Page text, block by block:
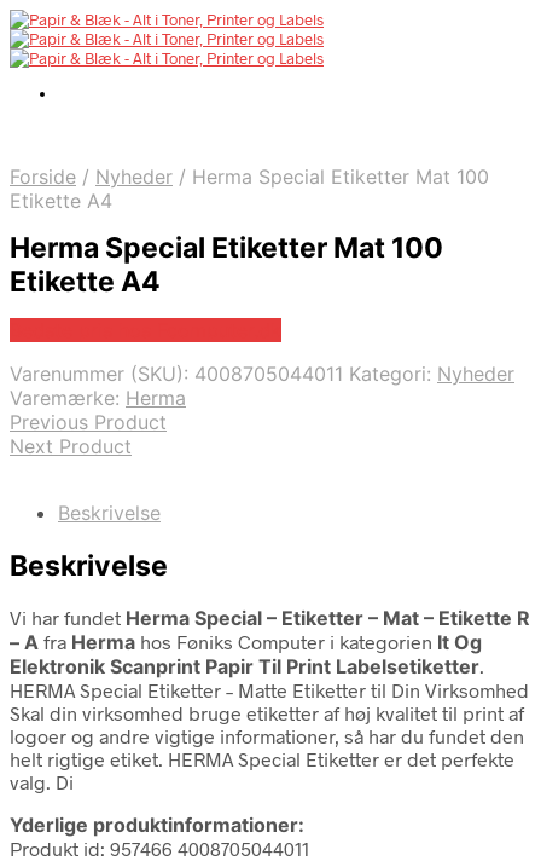
Forside / Nyheder / Herma Special Etiketter Mat 100
Etikette A4
Herma Special Etiketter Mat 100
Etikette A4
Varenummer (SKU): 4008705044011 Kategori: Nyheder
Varemærke: Herma
Previous Product
Next Product
Beskrivelse
Beskrivelse
Vi har fundet Herma Special – Etiketter – Mat – Etikette R
– A fra Herma hos Føniks Computer i kategorien It Og
Elektronik Scanprint Papir Til Print Labelsetiketter.
HERMA Special Etiketter – Matte Etiketter til Din Virksomhed
Skal din virksomhed bruge etiketter af høj kvalitet til print af
logoer og andre vigtige informationer, så har du fundet den
helt rigtige etiket. HERMA Special Etiketter er det perfekte
valg. Di
Yderlige produktinformationer:
Produkt id: 957466 4008705044011